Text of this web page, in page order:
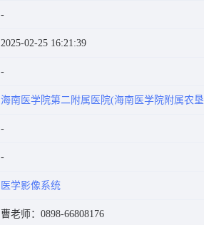
2025-02-25 16:21:39
海南医学院第二附属医院(海南医学院附属农
医学影像系统
曹老师：0898-66808176